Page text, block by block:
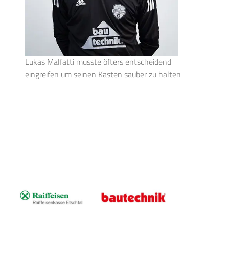
Lukas Malfatti musste öfters entscheidend
eingreifen um seinen Kasten sauber zu halten